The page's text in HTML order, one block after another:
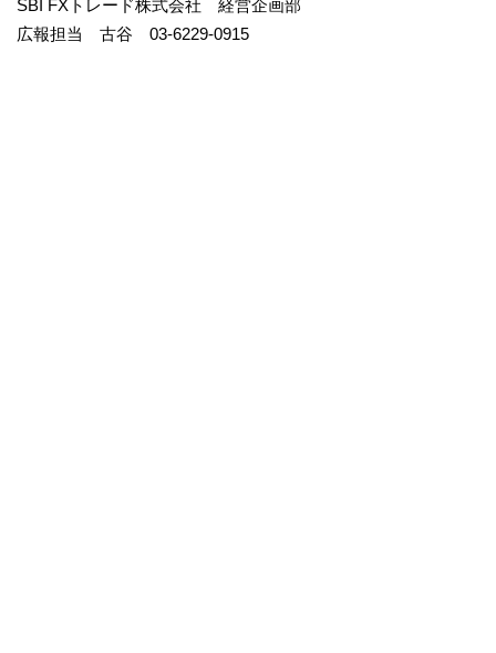
SBI FXトレード株式会社 経営企画部
広報担当 古谷 03-6229-0915